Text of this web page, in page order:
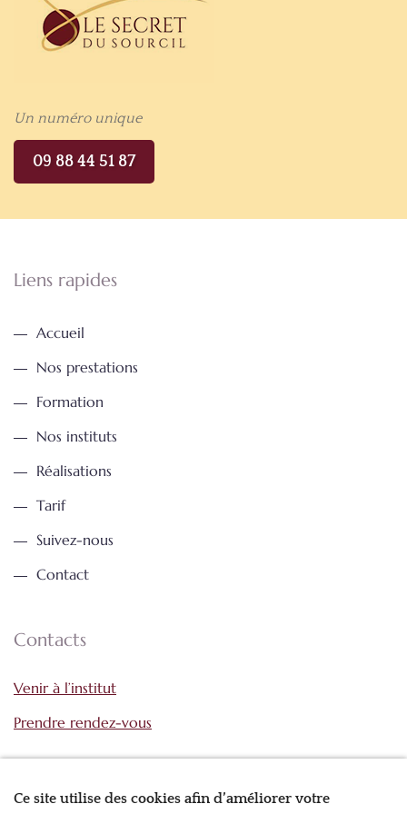
Un numéro unique
09 88 44 51 87
Liens rapides
Accueil
Nos prestations
Formation
Nos instituts
Réalisations
Tarif
Suivez-nous
Contact
Contacts
Venir à l’institut
Prendre rendez-vous
Ce site utilise des cookies afin d’améliorer votre